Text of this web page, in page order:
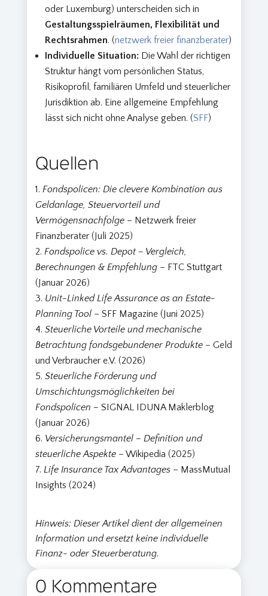
oder Luxemburg) unterscheiden sich in
Gestaltungsspielräumen, Flexibilität und
Rechtsrahmen. (netzwerk freier finanzberater)
Individuelle Situation: Die Wahl der richtigen
Struktur hängt vom persönlichen Status,
Risikoprofil, familiären Umfeld und steuerlicher
Jurisdiktion ab. Eine allgemeine Empfehlung
lässt sich nicht ohne Analyse geben. (SFF)
Quellen
Fondspolicen: Die clevere Kombination aus
Geldanlage, Steuervorteil und
Vermögensnachfolge – Netzwerk freier
Finanzberater (Juli 2025)
Fondspolice vs. Depot – Vergleich,
Berechnungen & Empfehlung – FTC Stuttgart
(Januar 2026)
Unit-Linked Life Assurance as an Estate-
Planning Tool – SFF Magazine (Juni 2025)
Steuerliche Vorteile und mechanische
Betrachtung fondsgebundener Produkte – Geld
und Verbraucher e.V. (2026)
Steuerliche Förderung und
Umschichtungsmöglichkeiten bei
Fondspolicen – SIGNAL IDUNA Maklerblog
(Januar 2026)
Versicherungsmantel – Definition und
steuerliche Aspekte – Wikipedia (2025)
Life Insurance Tax Advantages – MassMutual
Insights (2024)
Hinweis: Dieser Artikel dient der allgemeinen
Information und ersetzt keine individuelle
Finanz- oder Steuerberatung.
0 Kommentare